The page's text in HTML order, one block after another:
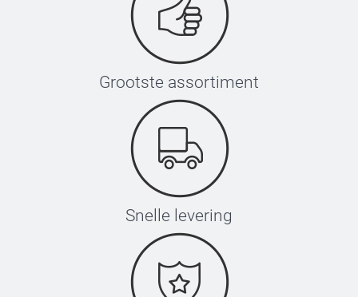
Grootste assortiment
Snelle levering